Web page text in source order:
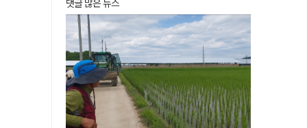
댓글 많은 뉴스